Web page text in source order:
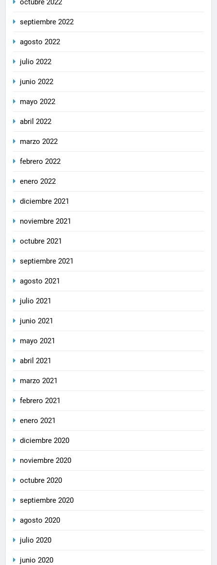
octubre 2022
septiembre 2022
agosto 2022
julio 2022
junio 2022
mayo 2022
abril 2022
marzo 2022
febrero 2022
enero 2022
diciembre 2021
noviembre 2021
octubre 2021
septiembre 2021
agosto 2021
julio 2021
junio 2021
mayo 2021
abril 2021
marzo 2021
febrero 2021
enero 2021
diciembre 2020
noviembre 2020
octubre 2020
septiembre 2020
agosto 2020
julio 2020
junio 2020